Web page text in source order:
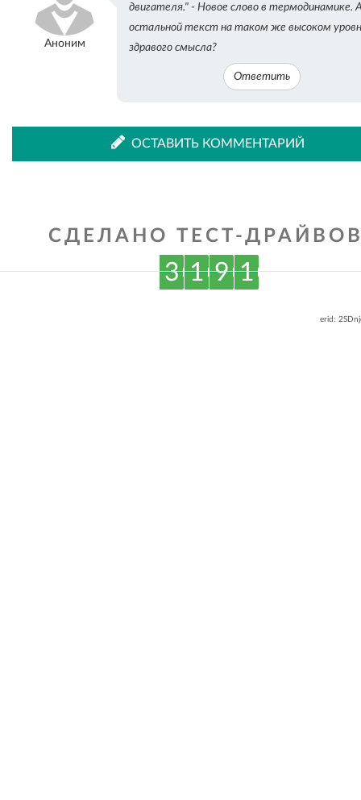
Аноним
двигателя." - Новое слово в термодинамике.
остальной текст на таком же высоком
здравого смысла?
Ответить
ОСТАВИТЬ КОММЕНТАРИЙ
СДЕЛАНО ТЕСТ-
3 1 9 1
erid: